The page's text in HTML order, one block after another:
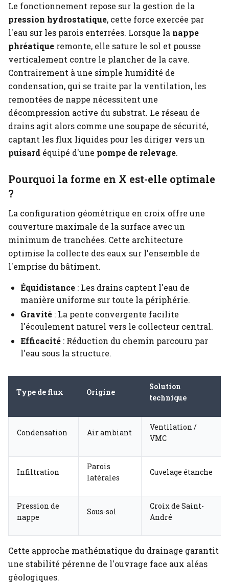
Le fonctionnement repose sur la gestion de la
pression hydrostatique, cette force exercée par
l'eau sur les parois enterrées. Lorsque la nappe
phréatique remonte, elle sature le sol et pousse
verticalement contre le plancher de la cave.
Contrairement à une simple humidité de
condensation, qui se traite par la ventilation, les
remontées de nappe nécessitent une
décompression active du substrat. Le réseau de
drains agit alors comme une soupape de sécurité,
captant les flux liquides pour les diriger vers un
puisard équipé d'une pompe de relevage.
Pourquoi la forme en X est-elle optimale
?
La configuration géométrique en croix offre une
couverture maximale de la surface avec un
minimum de tranchées. Cette architecture
optimise la collecte des eaux sur l'ensemble de
l'emprise du bâtiment.
Équidistance : Les drains captent l'eau de
manière uniforme sur toute la périphérie.
Gravité : La pente convergente facilite
l'écoulement naturel vers le collecteur central.
Efficacité : Réduction du chemin parcouru par
l'eau sous la structure.
Type de flux Origine
Solution
technique
Condensation Air ambiant
Ventilation /
VMC
Infiltration
Parois
latérales
Cuvelage étanche
Pression de
nappe
Sous-sol
Croix de Saint-
André
Cette approche mathématique du drainage garantit
une stabilité pérenne de l'ouvrage face aux aléas
géologiques.